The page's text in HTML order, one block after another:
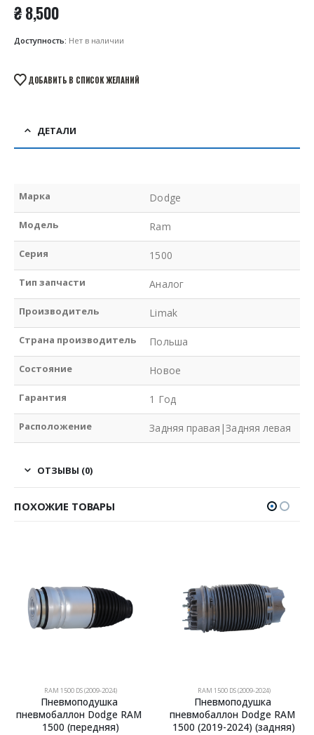
₴8,500
Доступность: Нет в наличии
ДОБАВИТЬ В СПИСОК ЖЕЛАНИЙ
ДЕТАЛИ
Марка Dodge
Модель Ram
Серия 1500
Тип запчасти Аналог
Производитель Limak
Страна производитель Польша
Состояние Новое
Гарантия 1 Год
Расположение Задняя правая|Задняя левая
ОТЗЫВЫ (0)
ПОХОЖИЕ ТОВАРЫ
RAM
RAM 1500 DS (2009-2024)
Пневмоподушка
пневмобаллон Dodge RAM
1500 (2019-2024) (задняя)
XTS (2012-2019)
пневмобаллон
(задняя)